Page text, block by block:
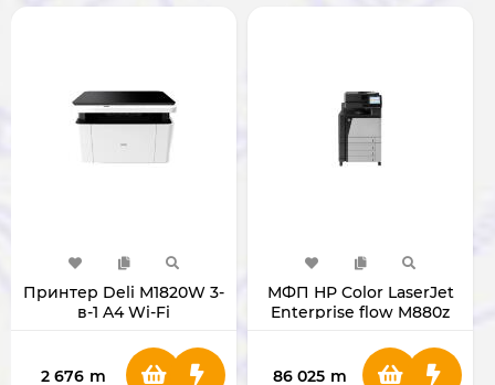
Принтер Deli M1820W 3-
в-1 A4 Wi-Fi
2 676 m
МФП НР Color LaserJet
Enterprise flow M880z
86 025 m